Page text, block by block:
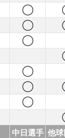
◯
◯
◯
◯
◯
◯
中日選手 他